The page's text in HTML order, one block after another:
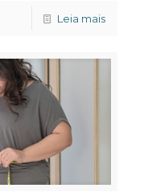
Leia mais